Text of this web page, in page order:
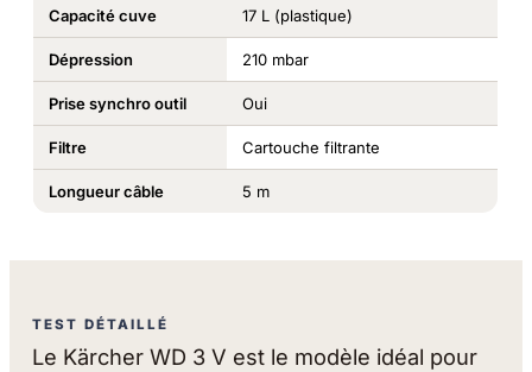
Capacité cuve 17 L (plastique)
Dépression 210 mbar
Prise synchro outil Oui
Filtre Cartouche filtrante
Longueur câble 5 m
TEST DÉTAILLÉ
Le Kärcher WD 3 V est le modèle idéal pour